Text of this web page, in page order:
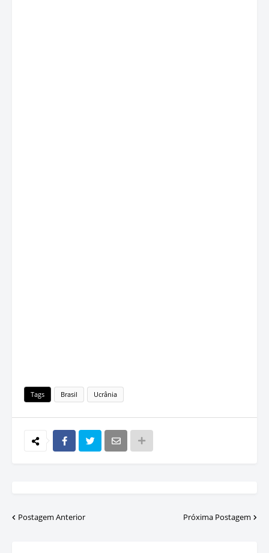
Tags Brasil Ucrânia
Postagem Anterior Próxima Postagem